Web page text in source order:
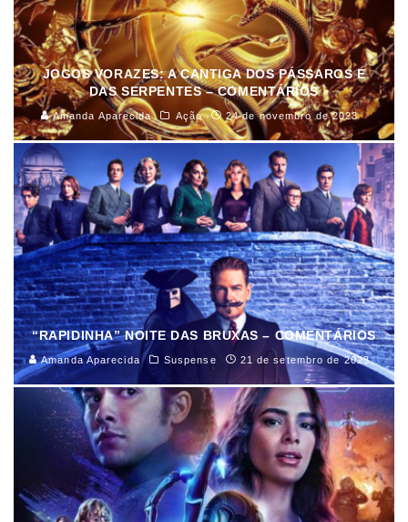
JOGOS VORAZES: A CANTIGA DOS PÁSSAROS E
DAS SERPENTES – COMENTÁRIOS
Amanda Aparecida Ação 24 de novembro de 2023
“RAPIDINHA” NOITE DAS BRUXAS – COMENTÁRIOS
Amanda Aparecida Suspense 21 de setembro de 2023